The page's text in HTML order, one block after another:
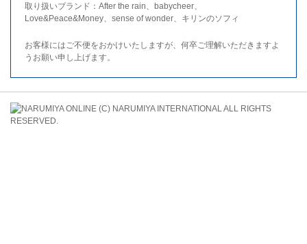
取り扱いブランド：After the rain、babycheer、
Love&Peace&Money、sense of wonder、キリンのソフィ
お客様にはご不便をおかけいたしますが、何卒ご理解いただきますよ
うお願い申し上げます。